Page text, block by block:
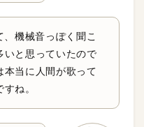
、機械音っぽく聞こ
いと思っていたので
本当に人間が歌って
ね。